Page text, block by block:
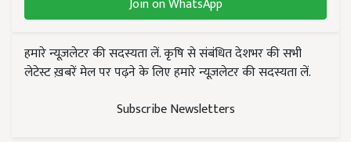
हमारे न्यूज़लेटर की सदस्यता लें. कृषि से संबंधित देशभर की सभी
लेटेस्ट ख़बरें मेल पर पढ़ने के लिए हमारे न्यूज़लेटर की सदस्यता लें.
Subscribe Newsletters